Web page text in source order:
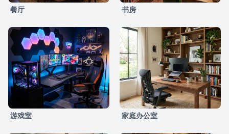
餐厅 书房
游戏室 家庭办公室